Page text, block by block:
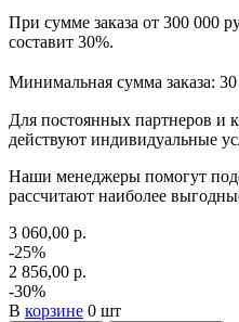
При сумме заказа от 300 000
составит 30%.
Минимальная сумма заказа:
Для постоянных партнеров и
действуют индивидуальные
Наши менеджеры помогут
рассчитают наиболее
3 060,00 р.
-25%
2 856,00 р.
-30%
В корзине 0 шт